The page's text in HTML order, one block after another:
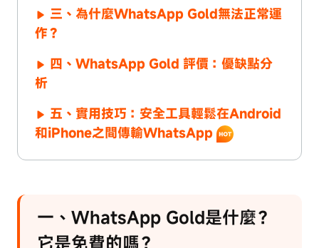
三、為什麼WhatsApp Gold無法正常運
作？
四、WhatsApp Gold 評價：優缺點分
析
五、實用技巧：安全工具輕鬆在Android
和iPhone之間傳輸WhatsApp
一、WhatsApp Gold是什麼？
它是免費的嗎？